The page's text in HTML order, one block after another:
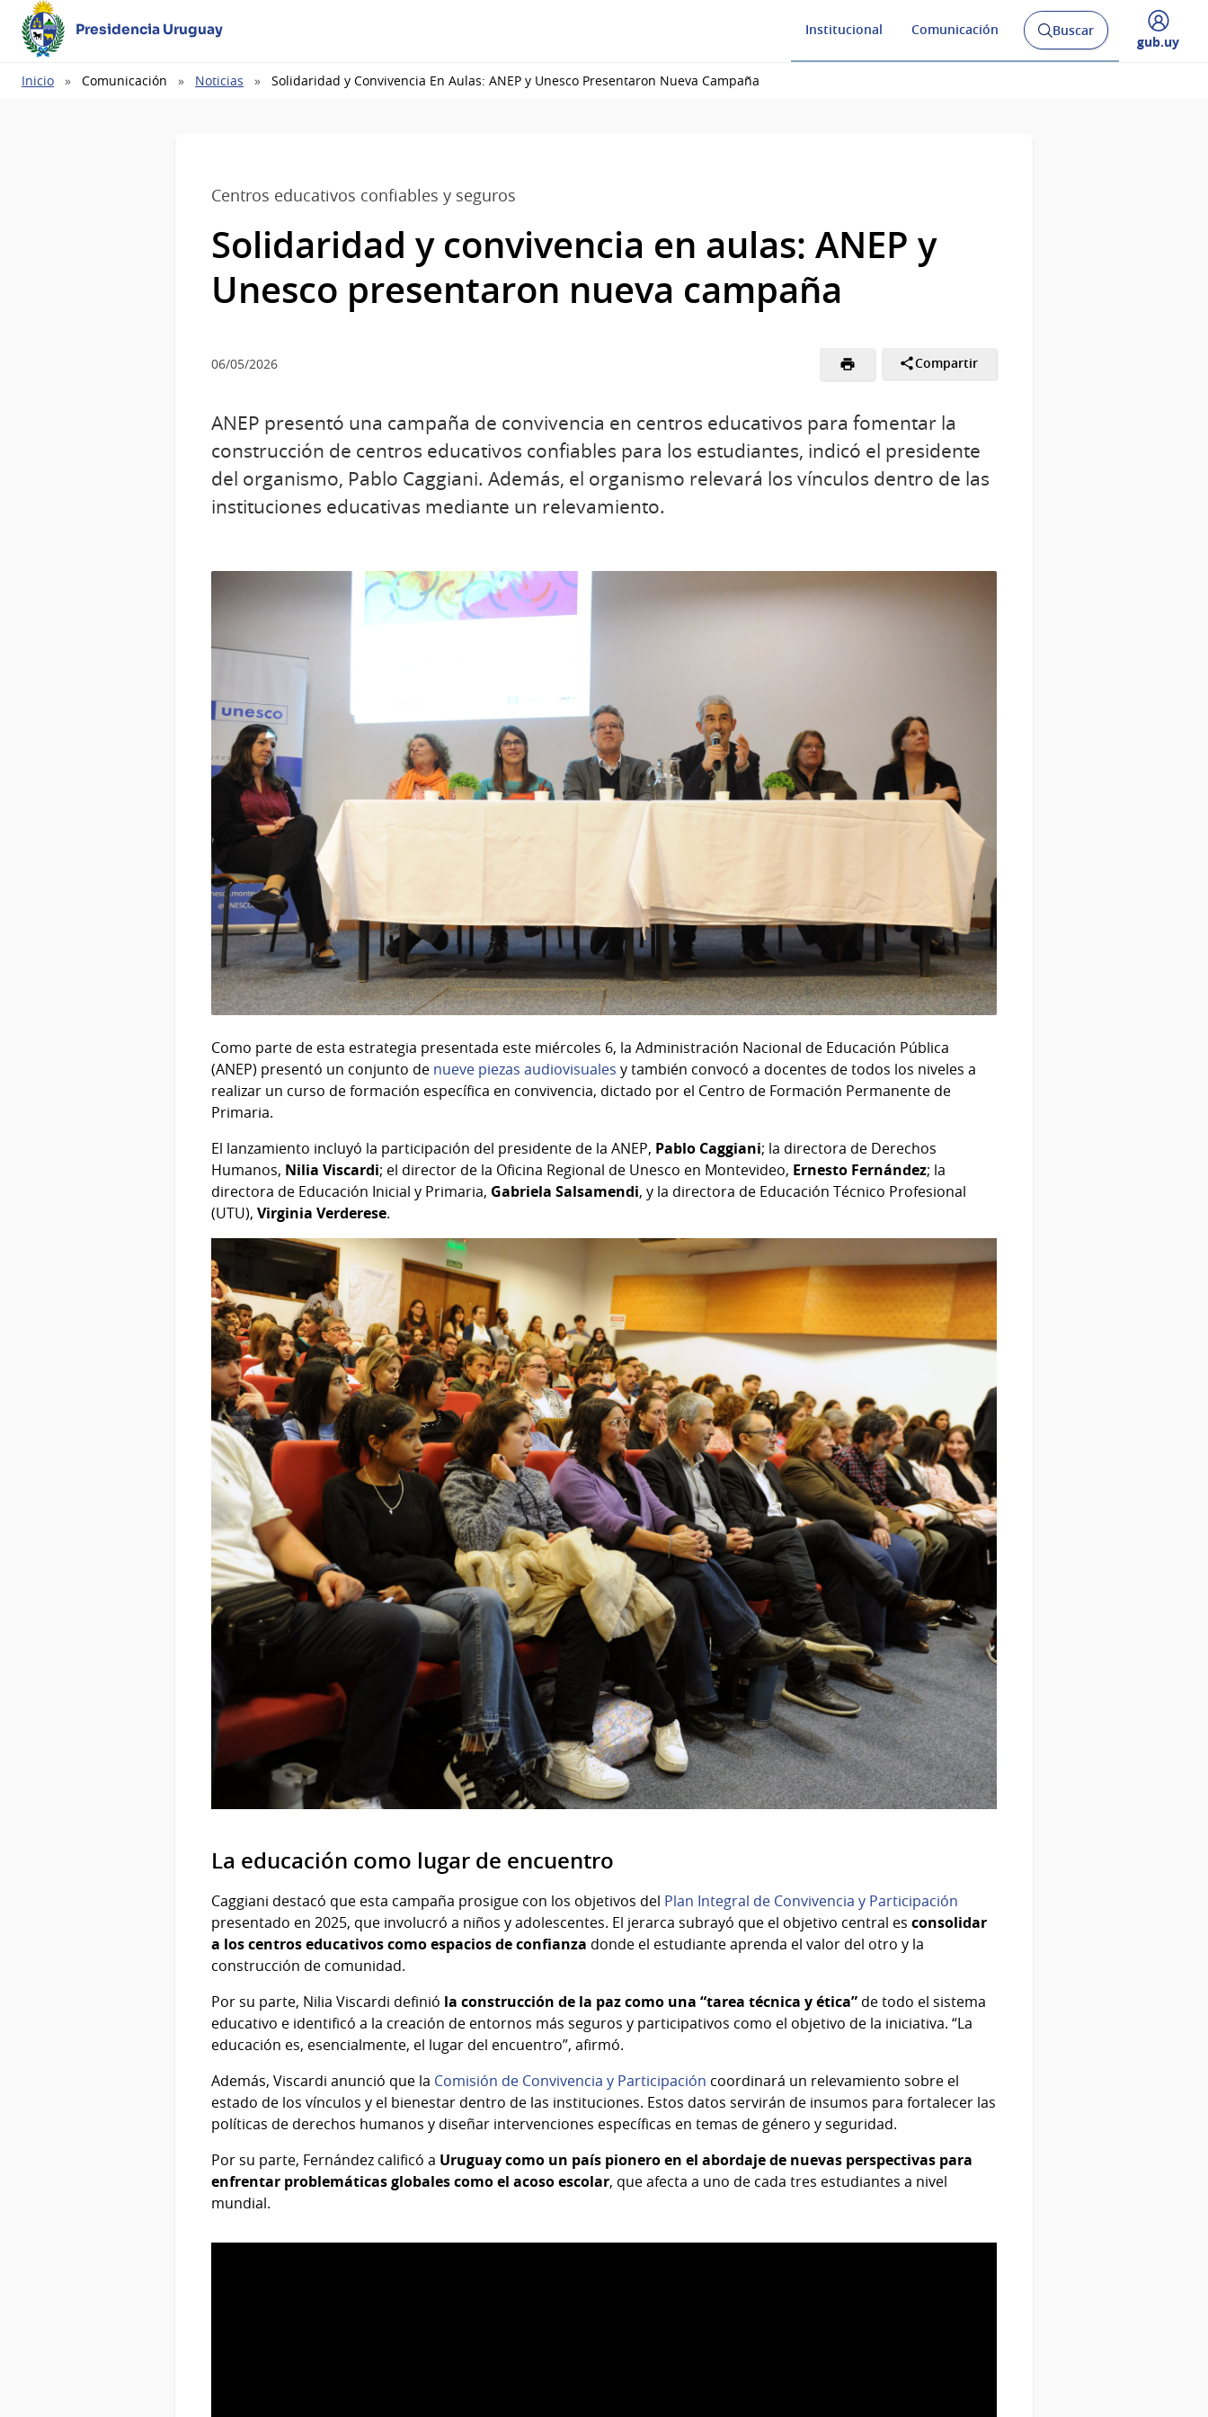
Presidencia Uruguay Institucional Comunicación
Abrir
buscador
Buscar
Desplegar
gub.uy
Ruta
Inicio Comunicación Noticias Solidaridad y Convivencia En Aulas: ANEP y Unesco Presentaron Nueva Campaña
Centros educativos confiables y seguros
Solidaridad y convivencia en aulas: ANEP y
Unesco presentaron nueva campaña
06/05/2026 Compartir
ANEP presentó una campaña de convivencia en centros educativos para fomentar la
construcción de centros educativos confiables para los estudiantes, indicó el presidente
del organismo, Pablo Caggiani. Además, el organismo relevará los vínculos dentro de las
instituciones educativas mediante un relevamiento.
Como parte de esta estrategia presentada este miércoles 6, la Administración Nacional de Educación Pública
(ANEP) presentó un conjunto de nueve piezas audiovisuales y también convocó a docentes de todos los niveles a
realizar un curso de formación específica en convivencia, dictado por el Centro de Formación Permanente de
Primaria.
El lanzamiento incluyó la participación del presidente de la ANEP, Pablo Caggiani; la directora de Derechos
Humanos, Nilia Viscardi; el director de la Oficina Regional de Unesco en Montevideo, Ernesto Fernández; la
directora de Educación Inicial y Primaria, Gabriela Salsamendi, y la directora de Educación Técnico Profesional
(UTU), Virginia Verderese.
La educación como lugar de encuentro
Caggiani destacó que esta campaña prosigue con los objetivos del Plan Integral de Convivencia y Participación
presentado en 2025, que involucró a niños y adolescentes. El jerarca subrayó que el objetivo central es consolidar
a los centros educativos como espacios de confianza donde el estudiante aprenda el valor del otro y la
construcción de comunidad.
Por su parte, Nilia Viscardi definió la construcción de la paz como una “tarea técnica y ética” de todo el sistema
educativo e identificó a la creación de entornos más seguros y participativos como el objetivo de la iniciativa. “La
educación es, esencialmente, el lugar del encuentro”, afirmó.
Además, Viscardi anunció que la Comisión de Convivencia y Participación coordinará un relevamiento sobre el
estado de los vínculos y el bienestar dentro de las instituciones. Estos datos servirán de insumos para fortalecer las
políticas de derechos humanos y diseñar intervenciones específicas en temas de género y seguridad.
Por su parte, Fernández calificó a Uruguay como un país pionero en el abordaje de nuevas perspectivas para
enfrentar problemáticas globales como el acoso escolar, que afecta a uno de cada tres estudiantes a nivel
mundial.